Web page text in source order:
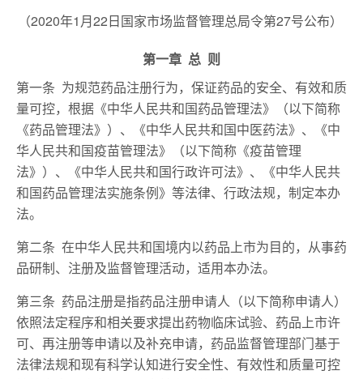
（2020年1月22日国家市场监督管理总局令第27号公布）
第一章 总 则
第一条 为规范药品注册行为，保证药品的安全、有效和质
量可控，根据《中华人民共和国药品管理法》（以下简称
《药品管理法》）、《中华人民共和国中医药法》、《中
华人民共和国疫苗管理法》（以下简称《疫苗管理
法》）、《中华人民共和国行政许可法》、《中华人民共
和国药品管理法实施条例》等法律、行政法规，制定本办
法。
第二条 在中华人民共和国境内以药品上市为目的，从事药
品研制、注册及监督管理活动，适用本办法。
第三条 药品注册是指药品注册申请人（以下简称申请人）
依照法定程序和相关要求提出药物临床试验、药品上市许
可、再注册等申请以及补充申请，药品监督管理部门基于
法律法规和现有科学认知进行安全性、有效性和质量可控